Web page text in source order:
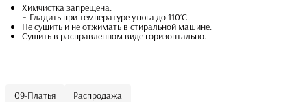
Химчистка запрещена.
⁃ Гладить при температуре утюга до 110’С.
Не сушить и не отжимать в стиральной машине.
Сушить в расправленном виде горизонтально.
09-Платья Распродажа